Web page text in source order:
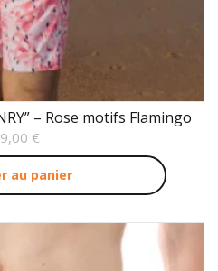
– Rose motifs Flamingo
€
au panier